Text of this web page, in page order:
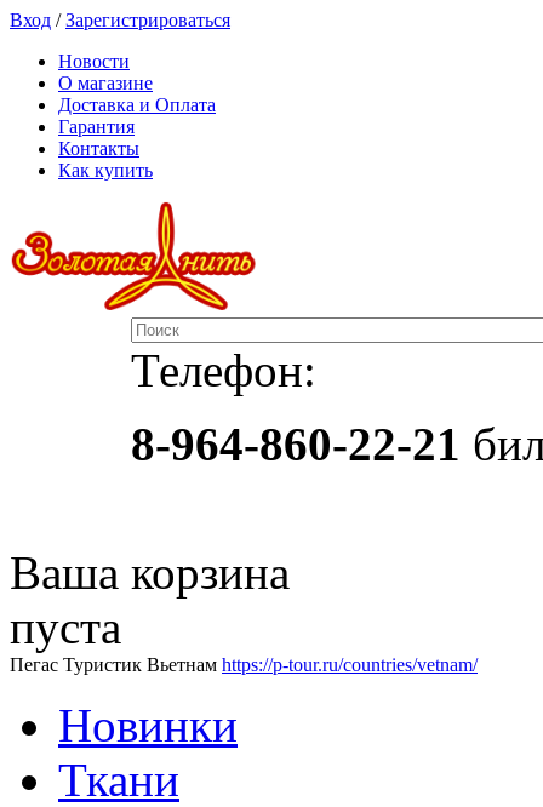
Вход /Зарегистрироваться
Новости
О магазине
Доставка и Оплата
Гарантия
Контакты
Как купить
Телефон:
8-964-860-22-21
Ваша корзина
пуста
Пегас Туристик Вьетнам https://p-tour.ru/countries/vetnam/
Новинки
Ткани